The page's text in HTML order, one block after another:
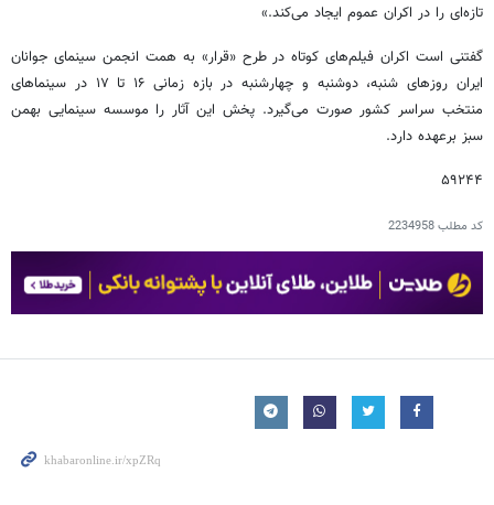
تازه‌ای را در اکران عموم ایجاد می‌کند.»
گفتنی است اکران فیلم‌های کوتاه در طرح «قرار» به همت انجمن سینمای جوانان
ایران روزهای شنبه، دوشنبه و چهارشنبه در بازه زمانی ۱۶ تا ۱۷ در سینماهای
منتخب سراسر کشور صورت می‌گیرد. پخش این آثار را موسسه سینمایی بهمن
سبز برعهده دارد.
۵۹۲۴۴
کد مطلب2234958